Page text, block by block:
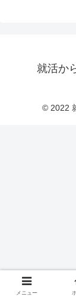
就活か
© 2022
メニュー